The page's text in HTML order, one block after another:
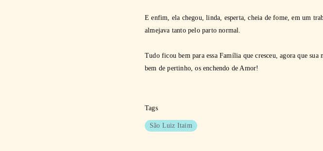
E enfim, ela chegou, linda, esperta, cheia de fome, em um
almejava tanto pelo parto normal.
Tudo ficou bem para essa Família que cresceu, agora que
bem de pertinho, os enchendo de Amor!
Tags
São Luiz Itaim